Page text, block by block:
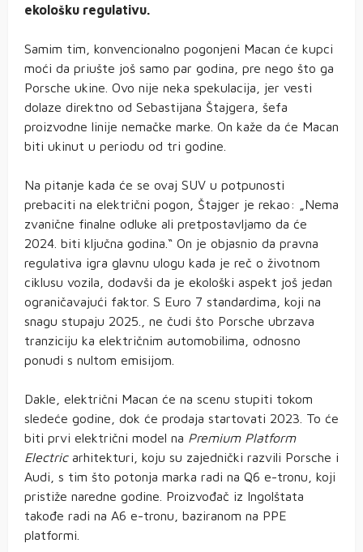
ekološku regulativu.
Samim tim, konvencionalno pogonjeni Macan će kupci
moći da priušte još samo par godina, pre nego što ga
Porsche ukine. Ovo nije neka spekulacija, jer vesti
dolaze direktno od Sebastijana Štajgera, šefa
proizvodne linije nemačke marke. On kaže da će Macan
biti ukinut u periodu od tri godine.
Na pitanje kada će se ovaj SUV u potpunosti
prebaciti na električni pogon, Štajger je rekao: „Nema
zvanične finalne odluke ali pretpostavljamo da će
2024. biti ključna godina.“ On je objasnio da pravna
regulativa igra glavnu ulogu kada je reč o životnom
ciklusu vozila, dodavši da je ekološki aspekt još jedan
ograničavajući faktor. S Euro 7 standardima, koji na
snagu stupaju 2025., ne čudi što Porsche ubrzava
tranziciju ka električnim automobilima, odnosno
ponudi s nultom emisijom.
Dakle, električni Macan će na scenu stupiti tokom
sledeće godine, dok će prodaja startovati 2023. To će
biti prvi električni model na Premium Platform
Electricarhitekturi, koju su zajednički razvili Porsche i
Audi, s tim što potonja marka radi na Q6 e-tronu, koji
pristiže naredne godine. Proizvođač iz Ingolštata
takođe radi na A6 e-tronu, baziranom na PPE
platformi.